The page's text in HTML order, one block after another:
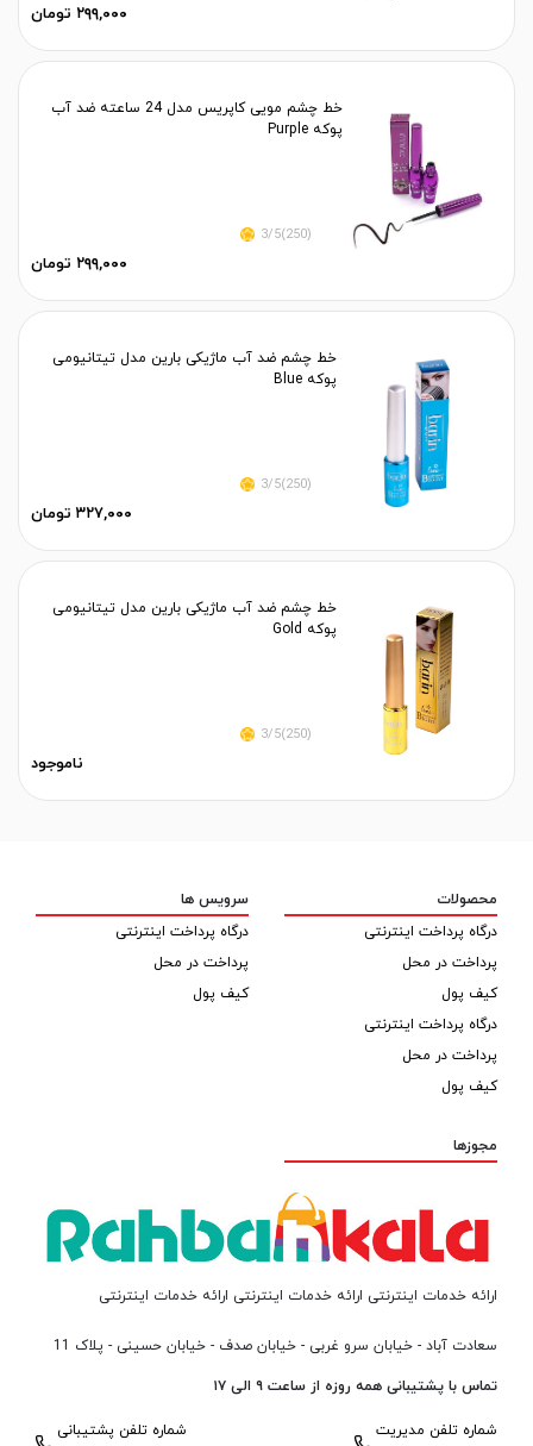
۲۹۹,۰۰۰ تومان
خط چشم مویی کاپریس مدل 24 ساعته ضد آب
پوکه Purple
(250)3/5
۲۹۹,۰۰۰ تومان
خط چشم ضد آب ماژیکی بارین مدل تیتانیومی
پوکه Blue
(250)3/5
۳۲۷,۰۰۰ تومان
خط چشم ضد آب ماژیکی بارین مدل تیتانیومی
پوکه Gold
(250)3/5
ناموجود
محصولات
درگاه پرداخت اینترنتی
پرداخت در محل
کیف پول
درگاه پرداخت اینترنتی
پرداخت در محل
کیف پول
سرویس ها
درگاه پرداخت اینترنتی
پرداخت در محل
کیف پول
مجوزها
ارائه خدمات اینترنتی ارائه خدمات اینترنتی ارائه خدمات اینترنتی
سعادت آباد - خیابان سرو غربی - خیابان صدف - خیابان حسینی - پلاک 11
تماس با پشتیبانی همه روزه از ساعت ۹ الی ۱۷
شماره تلفن مدیریت شماره تلفن پشتیبانی